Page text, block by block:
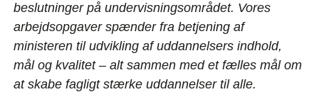
beslutninger på undervisningsområdet. Vores
arbejdsopgaver spænder fra betjening af
ministeren til udvikling af uddannelsers indhold,
mål og kvalitet – alt sammen med et fælles mål om
at skabe fagligt stærke uddannelser til alle.